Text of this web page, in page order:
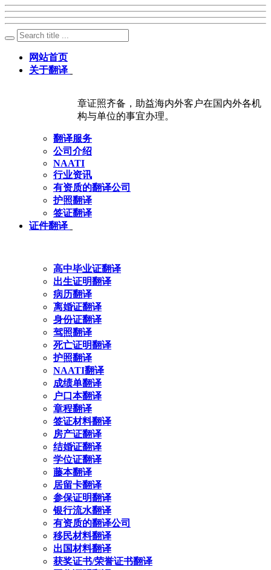
网站首页
关于翻译
章证照齐备，助益海内外客户在国内外各机
构与单位的事宜办理。
翻译服务
公司介绍
NAATI
行业资讯
有资质的翻译公司
护照翻译
签证翻译
证件翻译
高中毕业证翻译
出生证明翻译
病历翻译
离婚证翻译
身份证翻译
驾照翻译
死亡证明翻译
护照翻译
NAATI翻译
成绩单翻译
户口本翻译
章程翻译
签证材料翻译
房产证翻译
结婚证翻译
学位证翻译
藤本翻译
居留卡翻译
参保证明翻译
银行流水翻译
有资质的翻译公司
移民材料翻译
出国材料翻译
获奖证书/荣誉证书翻译